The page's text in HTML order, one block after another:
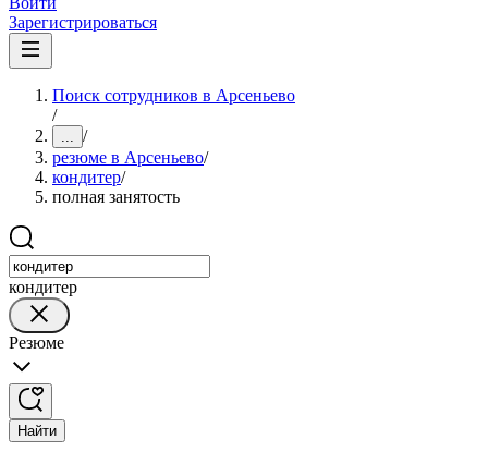
Зарегистрироваться
Поиск сотрудников в Арсеньево
/
... /
резюме в Арсеньево/
кондитер/
полная занятость
кондитер
Резюме
Найти